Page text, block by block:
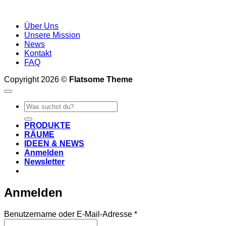
Über Uns
Unsere Mission
News
Kontakt
FAQ
Copyright 2026 © Flatsome Theme
Suche
nach:
PRODUKTE
RÄUME
IDEEN & NEWS
Anmelden
Newsletter
Anmelden
Benutzername oder E-Mail-Adresse *Erforderlich